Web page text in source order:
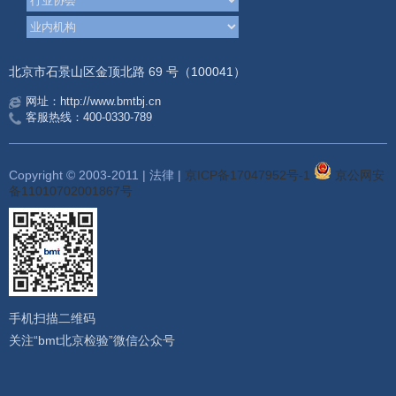
北京市石景山区金顶北路 69 号（100041）
网址：http://www.bmtbj.cn
客服热线：400-0330-789
Copyright © 2003-2011 | 法律 | 京ICP备17047952号-1
京公网安
备11010702001867号
手机扫描二维码
关注“bmt北京检验”微信公众号